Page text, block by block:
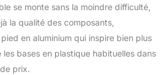
de votre colonne
vertébrale. Le
amortit votre dos et
aide à soulager la
se monte sans la moindre difficulté,
la qualité des composants,
en aluminium qui inspire bien plus
bases en plastique habituelles dans
prix.